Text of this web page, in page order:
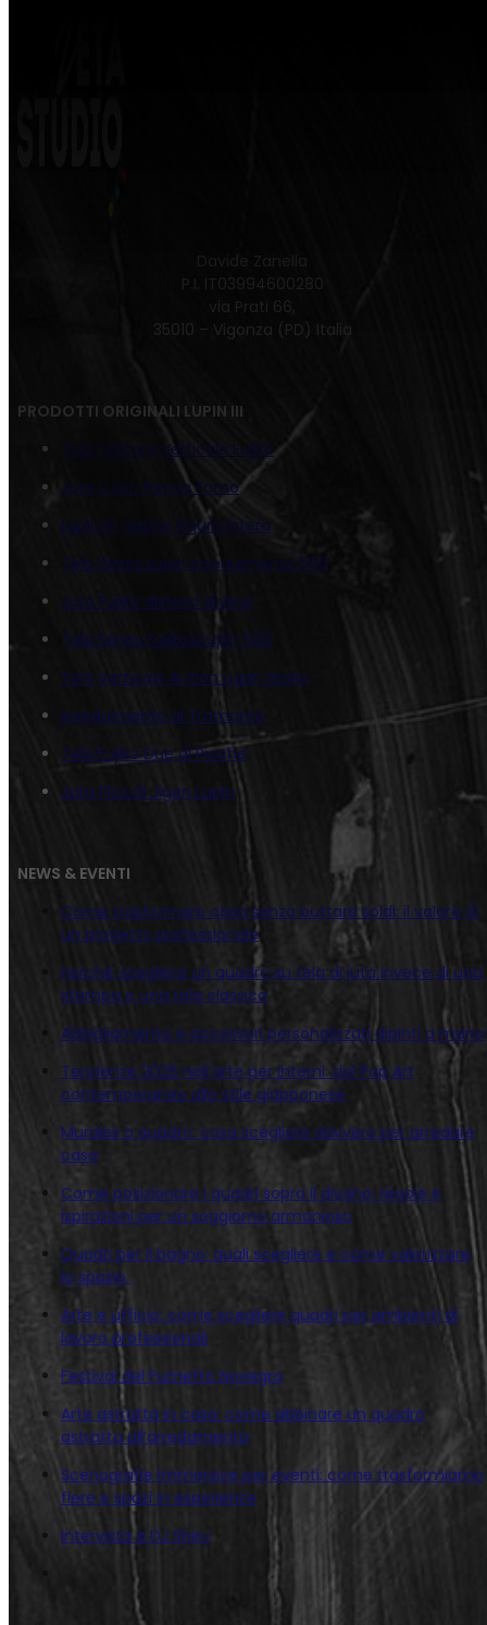
P.I. IT03994600280
via Prati 66,
35010 – Vigonza (PD) Italia
PRODOTTI ORIGINALI LUPIN III
Tela Texture Verticale Fujiko
Juta Lupin Pistola Fumo
Lupin in azione Figura Intera
Tela Series Lupin Inseguimento 500
Juta Fujiko distesa skyline
Tela Series Fujiko&Lupin 500
Tela Verticale Action Lupin Giallo
Inseguimento al Tramonto
Tela Fujiko Due di Picche
Juta Piccoli Jigen Lupin
NEWS & EVENTI
Come trasformare casa senza buttare soldi: il valore di
un progetto professionale
Perché scegliere un quadro su tela di juta invece di una
stampa o una tela classica
Abbigliamento e accessori personalizzati dipinti a mano
Tendenze 2026 nell’arte per interni: dal Pop Art
contemporaneo allo stile giapponese
Murales o quadro: cosa scegliere davvero per arredare
casa
Come posizionare i quadri sopra il divano: regole e
ispirazioni per un soggiorno armonioso
Quadri per il bagno: quali scegliere e come valorizzare
lo spazio
Arte e ufficio: come scegliere quadri per ambienti di
lavoro professionali
Festival del Fumetto Novegro
Arte astratta in casa: come abbinare un quadro
astratto all’arredamento
Scenografie immersive per eventi: come trasformiamo
fiere e spazi in esperienze
Intervista a DJ Shiru